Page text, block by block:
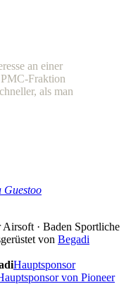
an einer
Fraktion
als man
Guestoo
· Baden Sportliche
von Begadi
Hauptsponsor